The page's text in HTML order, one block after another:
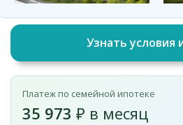
Узнать условия
Платеж по семейной ипотеке
35 973 ₽ в месяц